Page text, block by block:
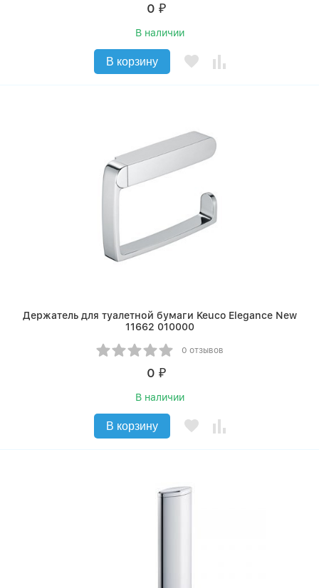
0 ₽
В наличии
В корзину
Держатель для туалетной бумаги Keuco Elegance New
11662 010000
0 отзывов
0 ₽
В наличии
В корзину